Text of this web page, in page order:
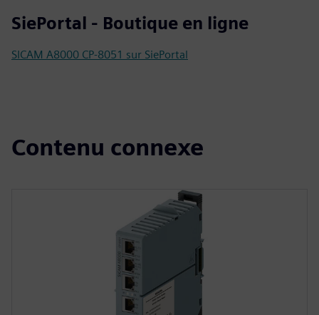
SiePortal - Boutique en ligne
SICAM A8000 CP-8051 sur SiePortal
Contenu connexe